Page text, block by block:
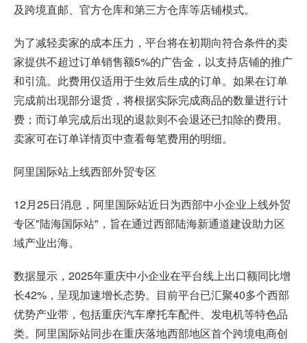
及跨境直邮、官方仓库和第三方仓库等店铺模式。
为了减轻卖家的成本压力，平台将在初期向符合条件的卖
家提供不超过订单销售额5%的广告金，以支持店铺的推广
和引流。此费用仅适用于生效后生成的订单。如果在订单
完成前出现部分退货，将根据实际完成商品的数量进行计
费；而订单完成后出现的退款则不会退还已扣除的费用。
卖家可在订单详情页中查看每笔费用的明细。
阿里国际站上线西部外贸专区
12月25日消息，阿里国际站近日为西部中小企业上线外贸
专区"陆海国际站"，旨在通过西部陆海新通道建设助力区
域产业出海。
数据显示，2025年重庆中小企业在平台线上出口额同比增
长42%，呈现加速增长态势。目前平台已汇聚40多个西部
优势产业带，包括重庆汽车摩托车配件、发电机等特色品
类。阿里国际站同步在重庆落地西部地区首个跨境电商创